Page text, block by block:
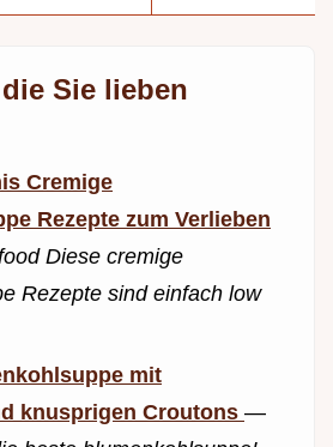
Sie lieben
Cremige
Rezepte zum Verlieben
Diese cremige
Rezepte sind einfach low
mit
knusprigen Croutons —